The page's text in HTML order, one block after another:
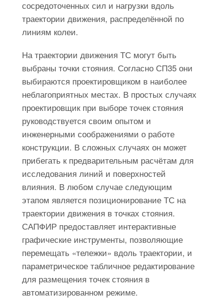
сосредоточенных сил и нагрузки вдоль
траектории движения, распределённой по
линиям колеи.
На траектории движения ТС могут быть
выбраны точки стояния. Согласно СП35 они
выбираются проектировщиком в наиболее
неблагоприятных местах. В простых случаях
проектировщик при выборе точек стояния
руководствуется своим опытом и
инженерными соображениями о работе
конструкции. В сложных случаях он может
прибегать к предварительным расчётам для
исследования линий и поверхностей
влияния. В любом случае следующим
этапом является позиционирование ТС на
траектории движения в точках стояния.
САПФИР предоставляет интерактивные
графические инструменты, позволяющие
перемещать «тележки» вдоль траектории, и
параметрическое табличное редактирование
для размещения точек стояния в
автоматизированном режиме.